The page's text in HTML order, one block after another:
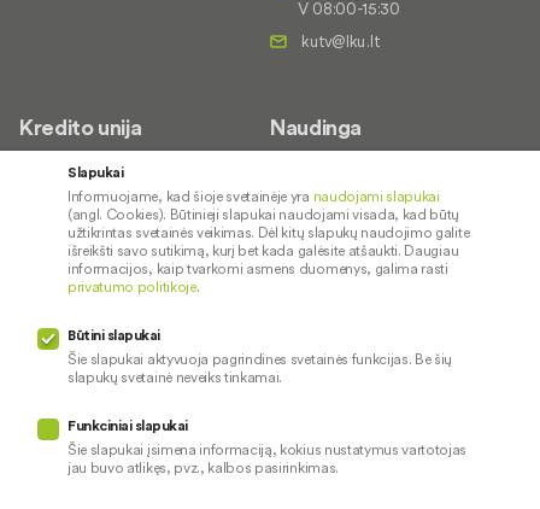
V 08:00-15:30
Kredito unija
Apie mus
Kontaktai
Karjera
Socialinė atsakomybė
Naudinga
Palūkanų normos
Paslaugų teikimo sąlygos ir
įkainiai
Pranešėjų apsauga
Privatumo politika
Slapukai
Informuojame, kad šioje svetainėje yra naudojami slapukai
(angl. Cookies). Būtinieji slapukai naudojami visada, kad būtų
užtikrintas svetainės veikimas. Dėl kitų slapukų naudojimo galite
išreikšti savo sutikimą, kurį bet kada galėsite atšaukti. Daugiau
informacijos, kaip tvarkomi asmens duomenys, galima rasti
privatumo politikoje.
Būtini slapukai
Šie slapukai aktyvuoja pagrindines svetainės funkcijas. Be šių
slapukų svetainė neveiks tinkamai.
Funkciniai slapukai
Šie slapukai įsimena informaciją, kokius nustatymus vartotojas
jau buvo atlikęs, pvz., kalbos pasirinkimas.